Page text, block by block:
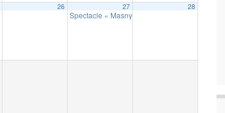
26 27
Spectacle « Masny en Voix »
28